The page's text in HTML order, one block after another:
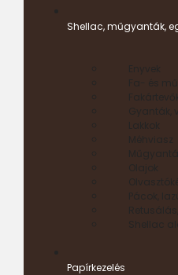
Shellac, műgyanták,
Enyvek
Fa- és
Gyanták,
Lakkok
Méhviasz
Olajok
Pácok,
Shellac
Papírkezelés